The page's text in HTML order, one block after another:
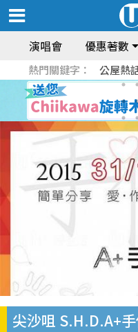
演唱會 優惠著數
熱門關鍵字： 公屋熱
尖沙咀 S.H.D.A+